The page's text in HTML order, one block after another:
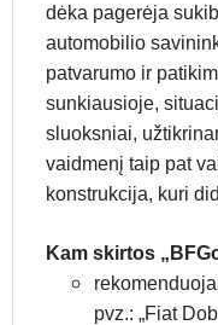
dėka pagerėja
automobilio
patvarumo ir
sunkiausioje,
sluoksniai,
vaidmenį taip pat
konstrukcija, kuri
Kam skirtos
pvz.: „Fiat